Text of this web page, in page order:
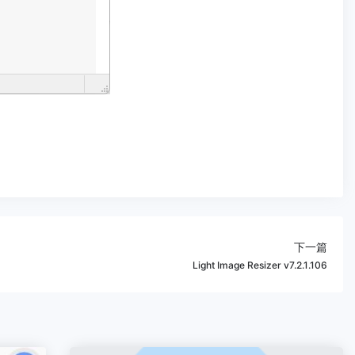
下一篇
Light Image Resizer v7.2.1.106